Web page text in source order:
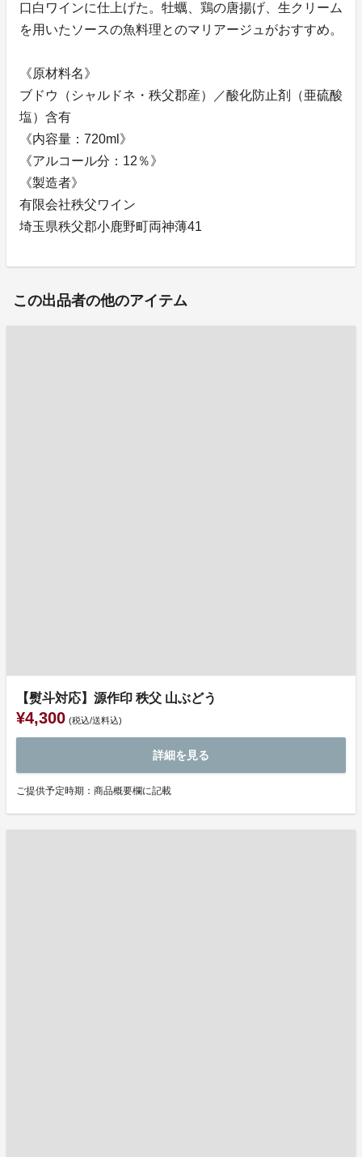
口白ワインに仕上げた。牡蠣、鶏の唐揚げ、生クリーム
を用いたソースの魚料理とのマリアージュがおすすめ。
《原材料名》
ブドウ（シャルドネ・秩父郡産）／酸化防止剤（亜硫酸
塩）含有
《内容量：720ml》
《アルコール分：12％》
《製造者》
有限会社秩父ワイン
埼玉県秩父郡小鹿野町両神薄41
この出品者の他のアイテム
【熨斗対応】源作印 秩父 山ぶどう
¥4,300 (税込/送料込)
詳細を見る
ご提供予定時期：商品概要欄に記載